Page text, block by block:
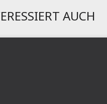
AUCH